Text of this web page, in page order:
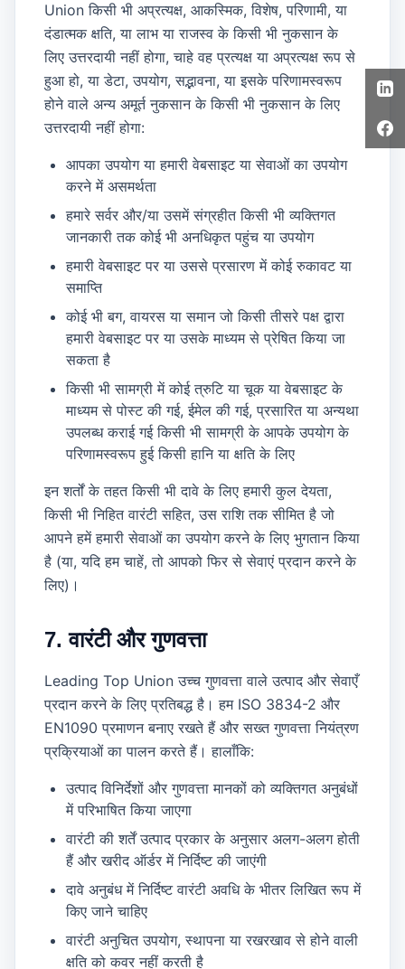
Union किसी भी अप्रत्यक्ष, आकस्मिक, विशेष, परिणामी, या
दंडात्मक क्षति, या लाभ या राजस्व के किसी भी नुकसान के
लिए उत्तरदायी नहीं होगा, चाहे वह प्रत्यक्ष या अप्रत्यक्ष रूप से
हुआ हो, या डेटा, उपयोग, सद्भावना, या इसके परिणामस्वरूप
होने वाले अन्य अमूर्त नुकसान के किसी भी नुकसान के लिए
उत्तरदायी नहीं होगा:
आपका उपयोग या हमारी वेबसाइट या सेवाओं का उपयोग
करने में असमर्थता
हमारे सर्वर और/या उसमें संग्रहीत किसी भी व्यक्तिगत
जानकारी तक कोई भी अनधिकृत पहुंच या उपयोग
हमारी वेबसाइट पर या उससे प्रसारण में कोई रुकावट या
समाप्ति
कोई भी बग, वायरस या समान जो किसी तीसरे पक्ष द्वारा
हमारी वेबसाइट पर या उसके माध्यम से प्रेषित किया जा
सकता है
किसी भी सामग्री में कोई त्रुटि या चूक या वेबसाइट के
माध्यम से पोस्ट की गई, ईमेल की गई, प्रसारित या अन्यथा
उपलब्ध कराई गई किसी भी सामग्री के आपके उपयोग के
परिणामस्वरूप हुई किसी हानि या क्षति के लिए
इन शर्तों के तहत किसी भी दावे के लिए हमारी कुल देयता,
किसी भी निहित वारंटी सहित, उस राशि तक सीमित है जो
आपने हमें हमारी सेवाओं का उपयोग करने के लिए भुगतान किया
है (या, यदि हम चाहें, तो आपको फिर से सेवाएं प्रदान करने के
लिए)।
7. वारंटी और गुणवत्ता
Leading Top Union उच्च गुणवत्ता वाले उत्पाद और सेवाएँ
प्रदान करने के लिए प्रतिबद्ध है। हम ISO 3834-2 और
EN1090 प्रमाणन बनाए रखते हैं और सख्त गुणवत्ता नियंत्रण
प्रक्रियाओं का पालन करते हैं। हालाँकि:
उत्पाद विनिर्देशों और गुणवत्ता मानकों को व्यक्तिगत अनुबंधों
में परिभाषित किया जाएगा
वारंटी की शर्तें उत्पाद प्रकार के अनुसार अलग-अलग होती
हैं और खरीद ऑर्डर में निर्दिष्ट की जाएंगी
दावे अनुबंध में निर्दिष्ट वारंटी अवधि के भीतर लिखित रूप में
किए जाने चाहिए
वारंटी अनुचित उपयोग, स्थापना या रखरखाव से होने वाली
क्षति को कवर नहीं करती है